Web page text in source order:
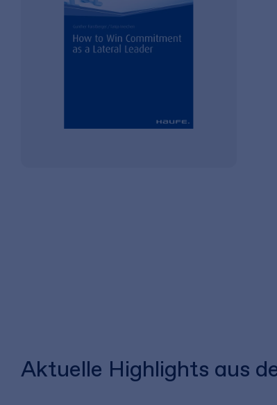
Aktuelle Highlights aus